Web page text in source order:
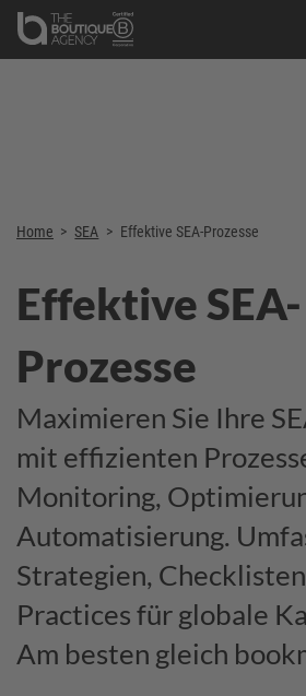
Home > SEA > Effektive SEA-Prozesse
Effektive SEA-
Prozesse
Maximieren Sie Ihre
mit effizienten
Monitoring,
Automatisierung.
Strategien,
Practices für globale
Am besten gleich